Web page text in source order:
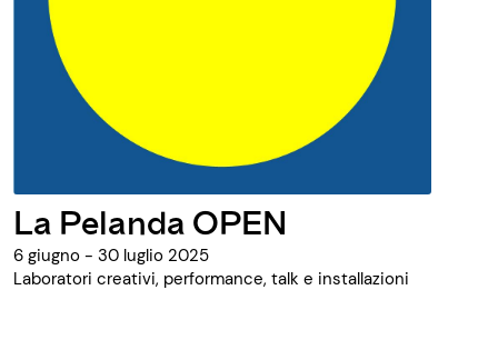
La Pelanda OPEN
6 giugno - 30 luglio 2025
Laboratori creativi, performance, talk e installazioni